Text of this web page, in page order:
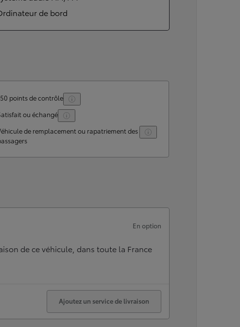
de bord
points de contrôle
ou échangé
de remplacement ou rapatriement des
En option
de ce véhicule, dans toute la France
Ajoutez un service de livraison